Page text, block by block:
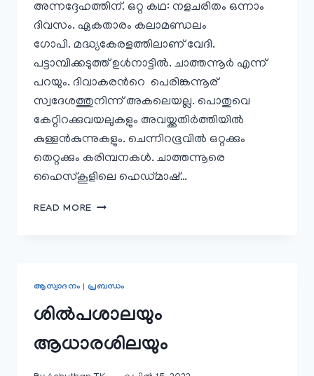
അന്നദ്ദേഹത്തിന്. ഒറ്റ കഥ: നളചരിതം ഒന്നാം
ദിവസം. ഏകതാരം കലാമണ്ഡലം
ഗോപി. മദ്ധ്യകേരളത്തിലാണ് വേദി.
പട്ടാമ്പിക്കടുത്ത് ഉൾനാട്ടിൽ. ചാത്തന്നൂർ എന്ന്
പറയും. ദിവാകരൻറെ പെരിങ്കന്നൂര്
സ്വദേശത്തുനിന്ന് അകലെയല്ല. പൊതുവെ
കേറ്റിറക്കുവയലുകളും അവയ്ക്കതിർത്തിയിൽ
കുള്ളൻകുന്നുകളും. ചെന്നിറഭൂവിൽ ഒറ്റക്കും
തെറ്റക്കും കരിമ്പനകൾ. ചാത്തന്നൂരെ
ഹൈസ്കൂളിലെ ഹെഡ്മാഷ്…
READ MORE ഇളമ്പറ്റശിഷ്യനും
ആസ്വാദനം |പ്രബന്ധം
ശിൽപശാലയും
ആധാരശിലയും